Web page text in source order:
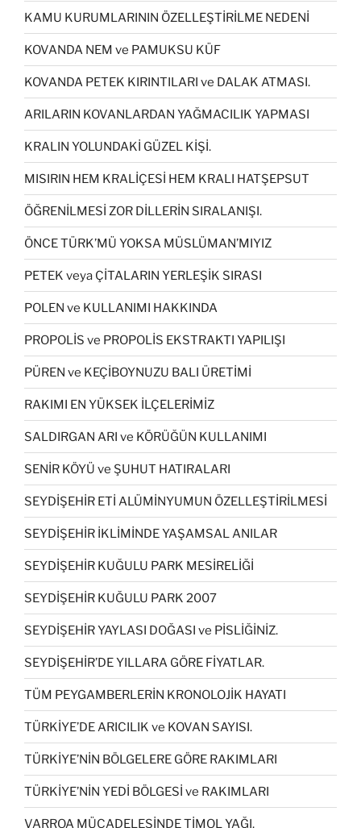
KAMU KURUMLARININ ÖZELLEŞTİRİLME NEDENİ
KOVANDA NEM ve PAMUKSU KÜF
KOVANDA PETEK KIRINTILARI ve DALAK ATMASI.
ARILARIN KOVANLARDAN YAĞMACILIK YAPMASI
KRALIN YOLUNDAKİ GÜZEL KİŞİ.
MISIRIN HEM KRALİÇESİ HEM KRALI HATŞEPSUT
ÖĞRENİLMESİ ZOR DİLLERİN SIRALANIŞI.
ÖNCE TÜRK’MÜ YOKSA MÜSLÜMAN’MIYIZ
PETEK veya ÇİTALARIN YERLEŞİK SIRASI
POLEN ve KULLANIMI HAKKINDA
PROPOLİS ve PROPOLİS EKSTRAKTI YAPILIŞI
PÜREN ve KEÇİBOYNUZU BALI ÜRETİMİ
RAKIMI EN YÜKSEK İLÇELERİMİZ
SALDIRGAN ARI ve KÖRÜĞÜN KULLANIMI
SENİR KÖYÜ ve ŞUHUT HATIRALARI
SEYDİŞEHİR ETİ ALÜMİNYUMUN ÖZELLEŞTİRİLMESİ
SEYDİŞEHİR İKLİMİNDE YAŞAMSAL ANILAR
SEYDİŞEHİR KUĞULU PARK MESİRELİĞİ
SEYDİŞEHİR KUĞULU PARK 2007
SEYDİŞEHİR YAYLASI DOĞASI ve PİSLİĞİNİZ.
SEYDİŞEHİR’DE YILLARA GÖRE FİYATLAR.
TÜM PEYGAMBERLERİN KRONOLOJİK HAYATI
TÜRKİYE’DE ARICILIK ve KOVAN SAYISI.
TÜRKİYE’NİN BÖLGELERE GÖRE RAKIMLARI
TÜRKİYE’NİN YEDİ BÖLGESİ ve RAKIMLARI
VARROA MÜCADELESİNDE TİMOL YAĞI.